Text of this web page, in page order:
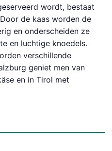
wordt, bestaat
de kaas worden de
en onderscheiden ze
en luchtige knoedels.
verschillende
geniet men van
en in Tirol met